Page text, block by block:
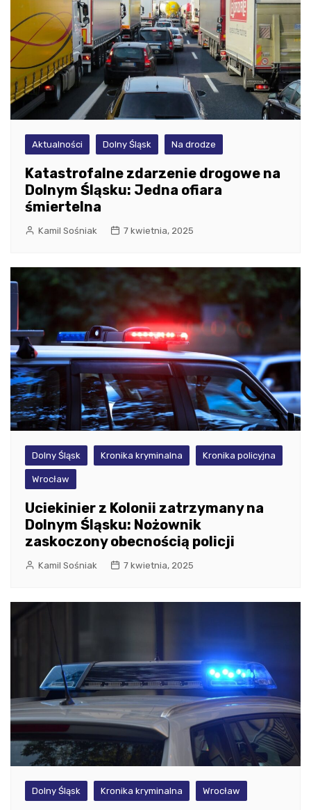
Aktualności Dolny Śląsk Na drodze
Katastrofalne zdarzenie drogowe na
Dolnym Śląsku: Jedna ofiara
śmiertelna
Kamil Sośniak 7 kwietnia, 2025
Dolny Śląsk Kronika kryminalna Kronika policyjna
Wrocław
Uciekinier z Kolonii zatrzymany na
Dolnym Śląsku: Nożownik
zaskoczony obecnością policji
Kamil Sośniak 7 kwietnia, 2025
Dolny Śląsk Kronika kryminalna Wrocław